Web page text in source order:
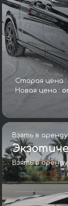
Старая цена :
Новая цена :
Взять в
Взять в